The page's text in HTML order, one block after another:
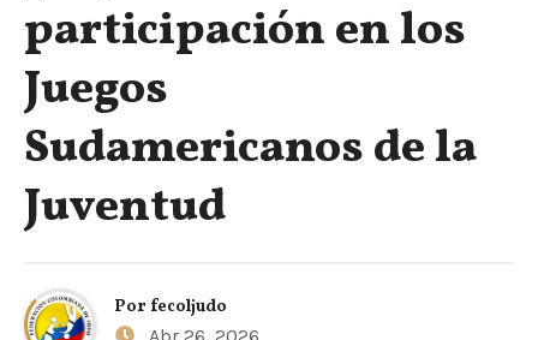
participación en los
Juegos
Sudamericanos de la
Juventud
Por fecoljudo
Abr 26, 2026